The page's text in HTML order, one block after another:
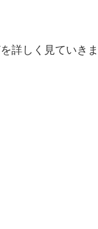
詳しく見ていきま